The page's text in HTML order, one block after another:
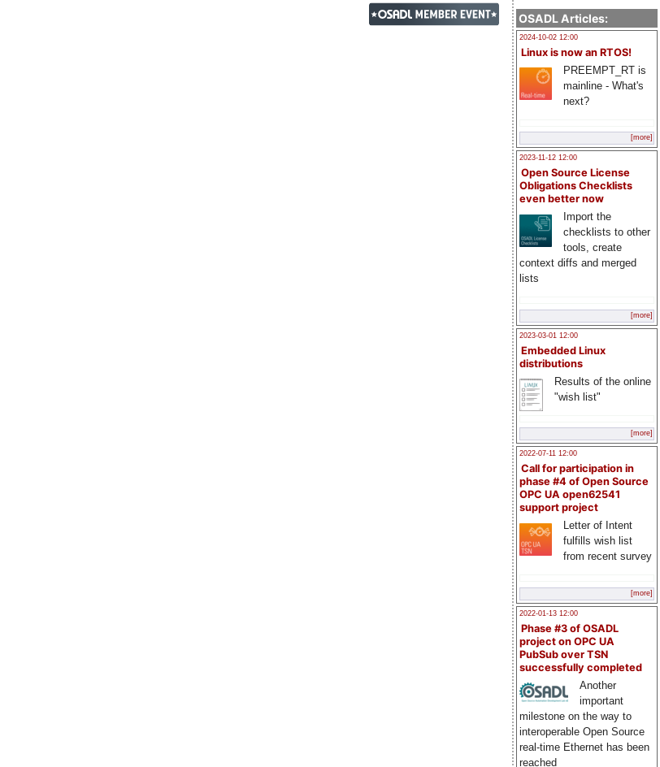
OSADL Articles:
2024-10-02 12:00
Linux is now an RTOS!
PREEMPT_RT is
mainline - What's
next?
[more]
2023-11-12 12:00
Open Source License
Obligations Checklists
even better now
Import the
checklists to other
tools, create
context diffs and merged
lists
[more]
2023-03-01 12:00
Embedded Linux
distributions
Results of the online
"wish list"
[more]
2022-07-11 12:00
Call for participation in
phase #4 of Open Source
OPC UA open62541
support project
Letter of Intent
fulfills wish list
from recent survey
[more]
2022-01-13 12:00
Phase #3 of OSADL
project on OPC UA
PubSub over TSN
successfully completed
Another
important
milestone on the way to
interoperable Open Source
real-time Ethernet has been
reached